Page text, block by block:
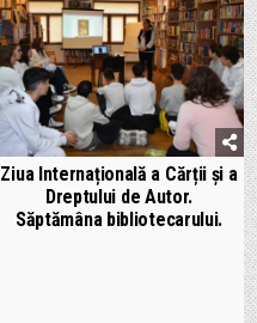
Ziua Internațională a Cărții și a
Dreptului de Autor.
Săptămâna bibliotecarului.